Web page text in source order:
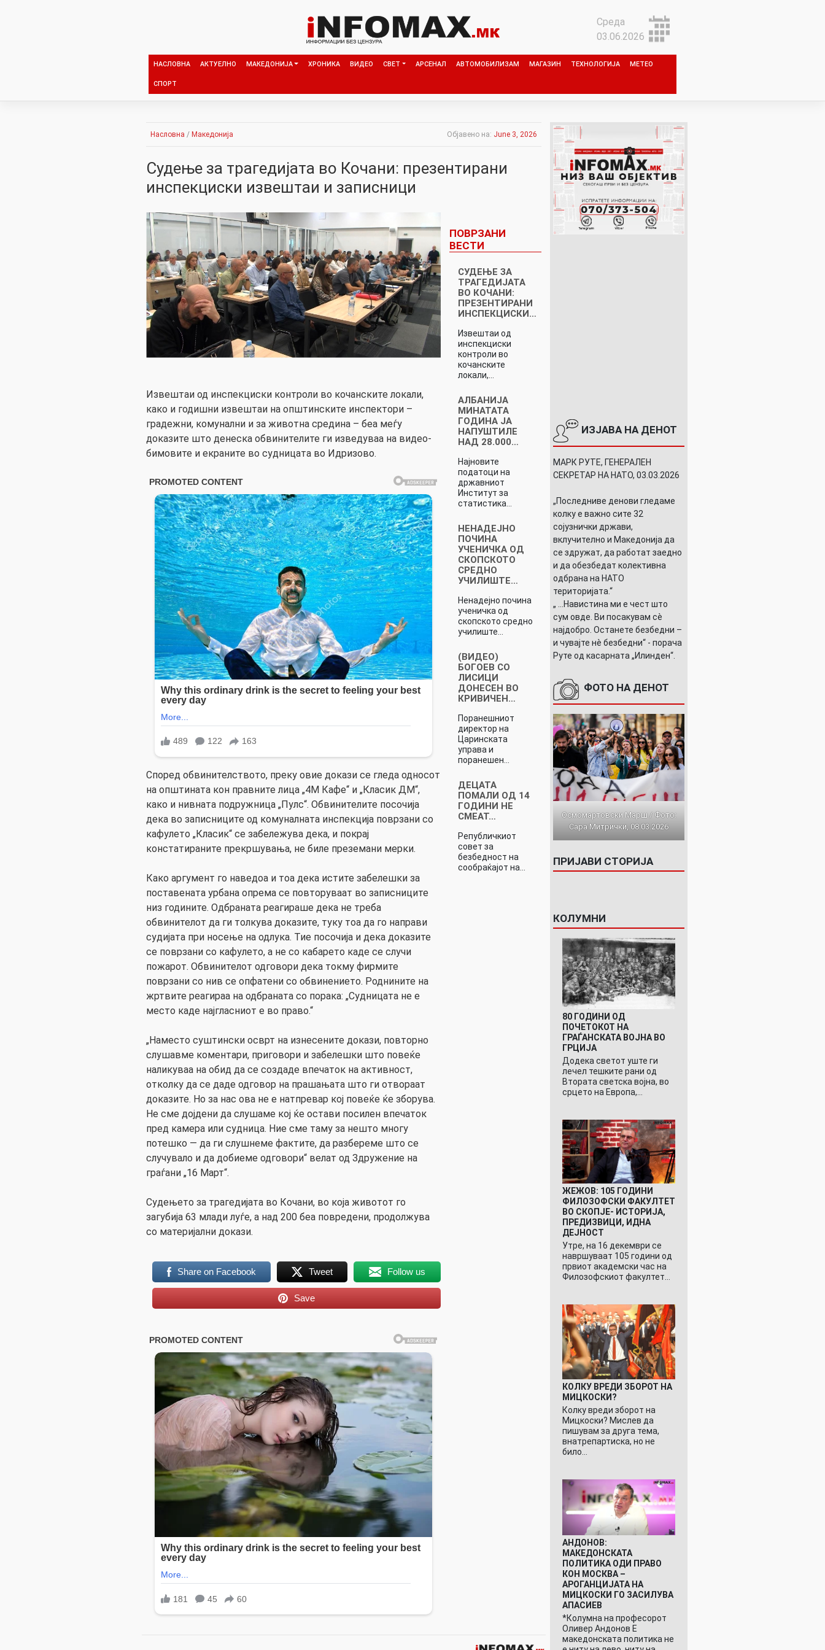
Среда
03.06.2026
НАСЛОВНА АКТУЕЛНО МАКЕДОНИЈА ХРОНИКА ВИДЕО СВЕТ АРСЕНАЛ АВТОМОБИЛИЗАМ МАГАЗИН ТЕХНОЛОГИЈА МЕТЕО
СПОРТ
Насловна / Македонија Објавено на: June 3, 2026
Судење за трагедијата во Кочани: презентирани
инспекциски извештаи и записници
Извештаи од инспекциски контроли во кочанските локали,
како и годишни извештаи на општинските инспектори –
градежни, комунални и за животна средина – беа меѓу
доказите што денеска обвинителите ги изведуваа на видео-
бимовите и екраните во судницата во Идризово.
Според обвинителството, преку овие докази се гледа односот
на општината кон правните лица „4М Кафе“ и „Класик ДМ“,
како и нивната подружница „Пулс“. Обвинителите посочија
дека во записниците од комуналната инспекција поврзани со
кафулето „Класик“ се забележува дека, и покрај
констатираните прекршувања, не биле преземани мерки.
Како аргумент го наведоа и тоа дека истите забелешки за
поставената урбана опрема се повторуваат во записниците
низ годините. Одбраната реагираше дека не треба
обвинителот да ги толкува доказите, туку тоа да го направи
судијата при носење на одлука. Тие посочија и дека доказите
се поврзани со кафулето, а не со кабарето каде се случи
пожарот. Обвинителот одговори дека токму фирмите
поврзани со нив се опфатени со обвинението. Роднините на
жртвите реагираа на одбраната со порака: „Судницата не е
место каде најгласниот е во право.“
„Наместо суштински осврт на изнесените докази, повторно
слушавме коментари, приговори и забелешки што повеќе
наликуваа на обид да се создаде впечаток на активност,
отколку да се даде одговор на прашањата што ги отвораат
доказите. Но за нас ова не е натпревар кој повеќе ќе зборува.
Не сме дојдени да слушаме кој ќе остави посилен впечаток
пред камера или судница. Ние сме таму за нешто многу
потешко — да ги слушнеме фактите, да разбереме што се
случувало и да добиеме одговори“ велат од Здружение на
граѓани „16 Март“.
Судењето за трагедијата во Кочани, во која животот го
загубија 63 млади луѓе, а над 200 беа повредени, продолжува
со материјални докази.
Share on Facebook Tweet Follow us
Save
ПОВРЗАНИ
ВЕСТИ
СУДЕЊЕ ЗА
ТРАГЕДИЈАТА
ВО КОЧАНИ:
ПРЕЗЕНТИРАНИ
ИНСПЕКЦИСКИ…
Извештаи од
инспекциски
контроли во
кочанските
локали,…
АЛБАНИЈА
МИНАТАТА
ГОДИНА ЈА
НАПУШТИЛЕ
НАД 28.000…
Најновите
податоци на
државниот
Институт за
статистика…
НЕНАДЕЈНО
ПОЧИНА
УЧЕНИЧКА ОД
СКОПСКОТО
СРЕДНО
УЧИЛИШТЕ…
Ненадејно почина
ученичка од
скопското средно
училиште…
(ВИДЕО)
БОГОЕВ СО
ЛИСИЦИ
ДОНЕСЕН ВО
КРИВИЧЕН…
Поранешниот
директор на
Царинската
управа и
поранешен…
ДЕЦАТА
ПОМАЛИ ОД 14
ГОДИНИ НЕ
СМЕАТ…
Републичкиот
совет за
безбедност на
сообраќајот на…
ИЗЈАВА НА ДЕНОТ
МАРК РУТЕ, ГЕНЕРАЛЕН
СЕКРЕТАР НА НАТО, 03.03.2026
„Последниве денови гледаме
колку е важно сите 32
сојузнички држави,
вклучително и Македонија да
се здружат, да работат заедно
и да обезбедат колективна
одбрана на НАТО
територијата.“
„ ...Навистина ми е чест што
сум овде. Ви посакувам сè
најдобро. Останете безбедни –
и чувајте нè безбедни“ - порача
Руте од касарната „Илинден“.
ФОТО НА ДЕНОТ
Осмомартовски Марш / Фото:
Сара Митрички, 08.03.2026
ПРИЈАВИ СТОРИЈА
КОЛУМНИ
80 ГОДИНИ ОД
ПОЧЕТОКОТ НА
ГРАЃАНСКАТА ВОЈНА ВО
ГРЦИЈА
Додека светот уште ги
лечел тешките рани од
Втората светска војна, во
срцето на Европа,…
ЖЕЖОВ: 105 ГОДИНИ
ФИЛОЗОФСКИ ФАКУЛТЕТ
ВО СКОПЈЕ- ИСТОРИЈА,
ПРЕДИЗВИЦИ, ИДНА
ДЕЈНОСТ
Утре, на 16 декември се
навршуваат 105 години од
првиот академски час на
Филозофскиот факултет…
КОЛКУ ВРЕДИ ЗБОРОТ НА
МИЦКОСКИ?
Колку вреди зборот на
Мицкоски? Мислев да
пишувам за друга тема,
внатрепартиска, но не
било…
АНДОНОВ:
МАКЕДОНСКАТА
ПОЛИТИКА ОДИ ПРАВО
КОН МОСКВА –
АРОГАНЦИЈАТА НА
МИЦКОСКИ ГО ЗАСИЛУВА
АПАСИЕВ
*Колумна на професорот
Оливер Андонов Е
македонската политика не